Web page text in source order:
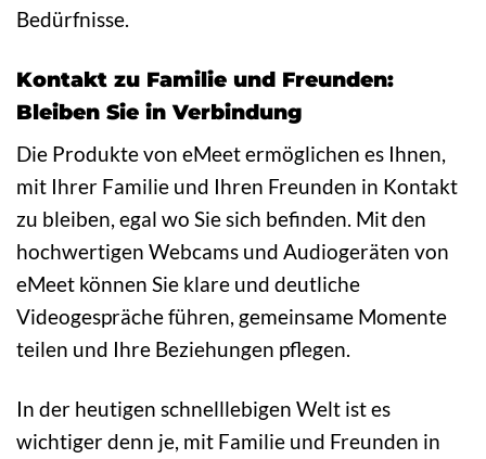
Bedürfnisse.
Kontakt zu Familie und Freunden:
Bleiben Sie in Verbindung
Die Produkte von eMeet ermöglichen es Ihnen,
mit Ihrer Familie und Ihren Freunden in Kontakt
zu bleiben, egal wo Sie sich befinden. Mit den
hochwertigen Webcams und Audiogeräten von
eMeet können Sie klare und deutliche
Videogespräche führen, gemeinsame Momente
teilen und Ihre Beziehungen pflegen.
In der heutigen schnelllebigen Welt ist es
wichtiger denn je, mit Familie und Freunden in